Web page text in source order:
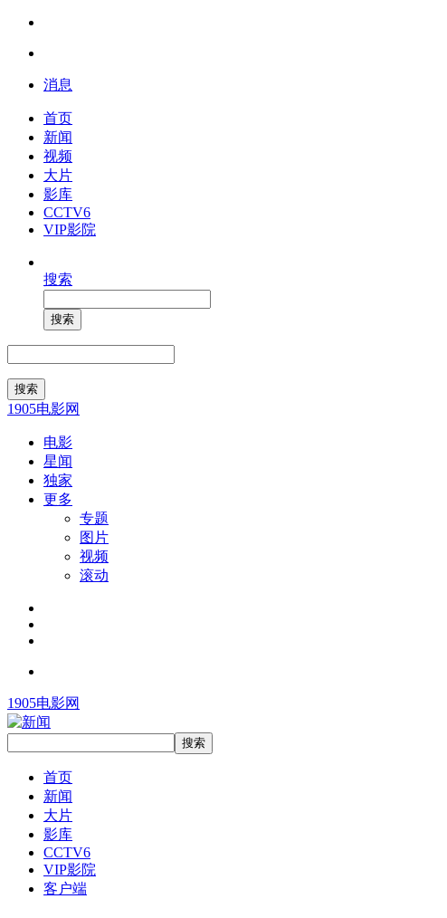
消息
首页
新闻
视频
大片
影库
CCTV6
VIP影院
搜索
1905电影网
电影
星闻
独家
更多
专题
图片
视频
滚动
1905电影网
首页
新闻
大片
影库
CCTV6
VIP影院
客户端